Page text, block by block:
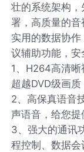
壮的系统架构
署，高质量的
实用的数据协
议辅助功能，安
1、H264高清晰
超越DVD级画质
2、高保真语音
声语音，给您提
3、强大的通讯
程控制、数据